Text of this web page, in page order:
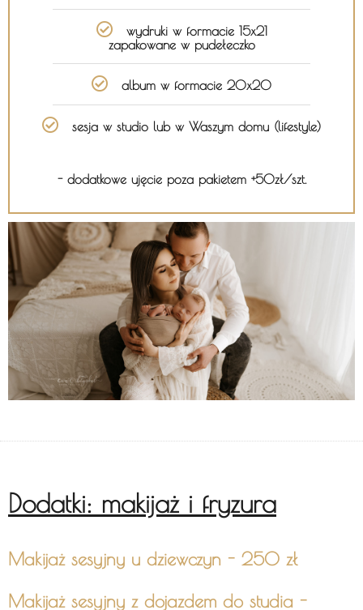
wydruki w formacie 15x21
zapakowane w pudełeczko
album w formacie 20x20
sesja w studio lub w Waszym domu (lifestyle)
- dodatkowe ujęcie poza pakietem +50zł/szt.
Dodatki: makijaż i fryzura
Makijaż sesyjny u dziewczyn - 250 zł
Makijaż sesyjny z dojazdem do studia -